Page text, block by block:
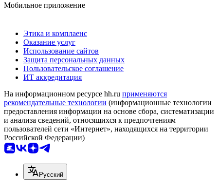
Мобильное приложение
Этика и комплаенс
Оказание услуг
Использование сайтов
Защита персональных данных
Пользовательское соглашение
ИТ аккредитация
На информационном ресурсе hh.ru применяются
рекомендательные технологии (информационные технологии
предоставления информации на основе сбора, систематизации
и анализа сведений, относящихся к предпочтениям
пользователей сети «Интернет», находящихся на территории
Российской Федерации)
Русский